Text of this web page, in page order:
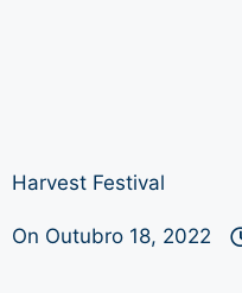
Harvest Festival
On Outubro 18, 2022